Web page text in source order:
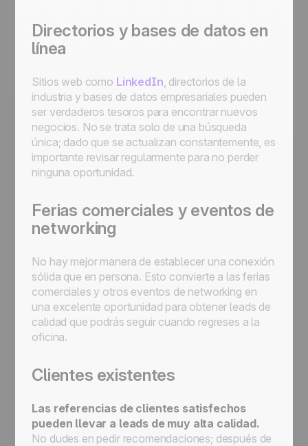
Directorios y bases de datos en
línea
Sitios web como LinkedIn, directorios de la
industria y bases de datos empresariales pueden
ser verdaderos tesoros para encontrar nuevos
negocios. No se trata solo de una búsqueda
única; dado que se actualizan constantemente, es
importante revisar regularmente para no perder
ninguna oportunidad.
Ferias comerciales y eventos de
networking
No hay mejor manera de establecer una conexión
sólida que en persona. Esto convierte a las ferias
comerciales y otros eventos de networking en
una excelente oportunidad para obtener leads de
calidad que podrás seguir cuando regreses a la
oficina.
Clientes existentes
Las referencias de clientes satisfechos
pueden llevar a leads de muy alta calidad.
No dudes en pedir recomendaciones; después de